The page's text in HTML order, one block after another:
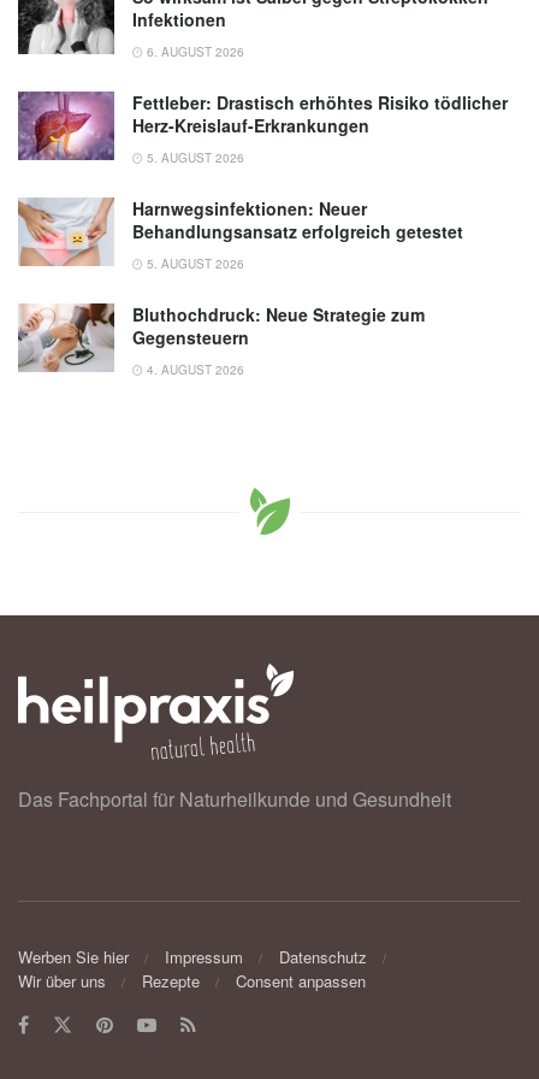
Infektionen
6. AUGUST 2026
Fettleber: Drastisch erhöhtes Risiko tödlicher
Herz-Kreislauf-Erkrankungen
5. AUGUST 2026
Harnwegsinfektionen: Neuer
Behandlungsansatz erfolgreich getestet
5. AUGUST 2026
Bluthochdruck: Neue Strategie zum
Gegensteuern
4. AUGUST 2026
Das Fachportal für Naturheilkunde und Gesundheit
Werben Sie hier Impressum
Datenschutz
Wir über uns
Rezepte Consent anpassen